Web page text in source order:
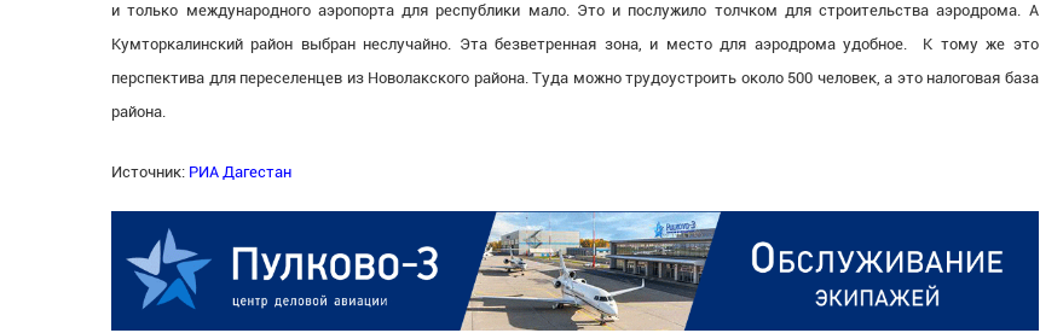
и только международного аэропорта для республики мало. Это и послужило толчком для строительства аэродрома. А
Кумторкалинский район выбран неслучайно. Эта безветренная зона, и место для аэродрома удобное. К тому же это
перспектива для переселенцев из Новолакского района. Туда можно трудоустроить около 500 человек, а это налоговая база
района.
Источник: РИА Дагестан